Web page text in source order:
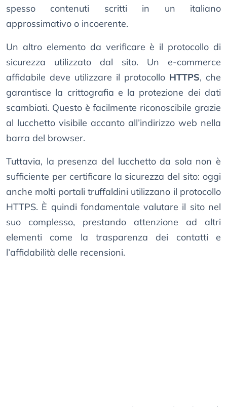
spesso contenuti scritti in un italiano
approssimativo o incoerente.
Un altro elemento da verificare è il protocollo di
sicurezza utilizzato dal sito. Un e-commerce
affidabile deve utilizzare il protocollo HTTPS, che
garantisce la crittografia e la protezione dei dati
scambiati. Questo è facilmente riconoscibile grazie
al lucchetto visibile accanto all’indirizzo web nella
barra del browser.
Tuttavia, la presenza del lucchetto da sola non è
sufficiente per certificare la sicurezza del sito: oggi
anche molti portali truffaldini utilizzano il protocollo
HTTPS. È quindi fondamentale valutare il sito nel
suo complesso, prestando attenzione ad altri
elementi come la trasparenza dei contatti e
l’affidabilità delle recensioni.